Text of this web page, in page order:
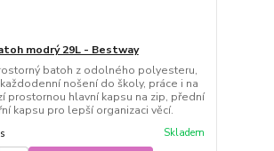
modrý 29L - Bestway
batoh z odolného polyesteru,
nošení do školy, práce i na
prostornou hlavní kapsu na zip, přední
kapsu pro lepší organizaci věcí.
Skladem